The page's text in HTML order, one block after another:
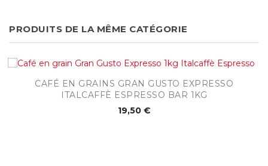
PRODUITS DE LA MÊME CATÉGORIE
CAFÉ EN GRAINS GRAN GUSTO EXPRESSO
ITALCAFFÈ ESPRESSO BAR 1KG
19,50 €